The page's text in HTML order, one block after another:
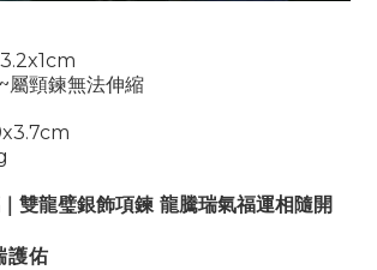
屬頸鍊無法伸縮
雙龍璧銀飾項鍊 龍騰瑞氣福運相隨開
護佑